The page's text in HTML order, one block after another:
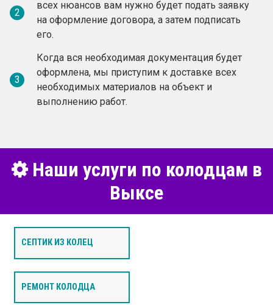
2
всех нюансов вам нужно будет подать заявку
на оформление договора, а затем подписать
его.
3
Когда вся необходимая документация будет
оформлена, мы приступим к доставке всех
необходимых материалов на объект и
выполнению работ.
Наши услуги по колодцам в
Выксе
СЕПТИК ИЗ КОЛЕЦ
РЕМОНТ КОЛОДЦА